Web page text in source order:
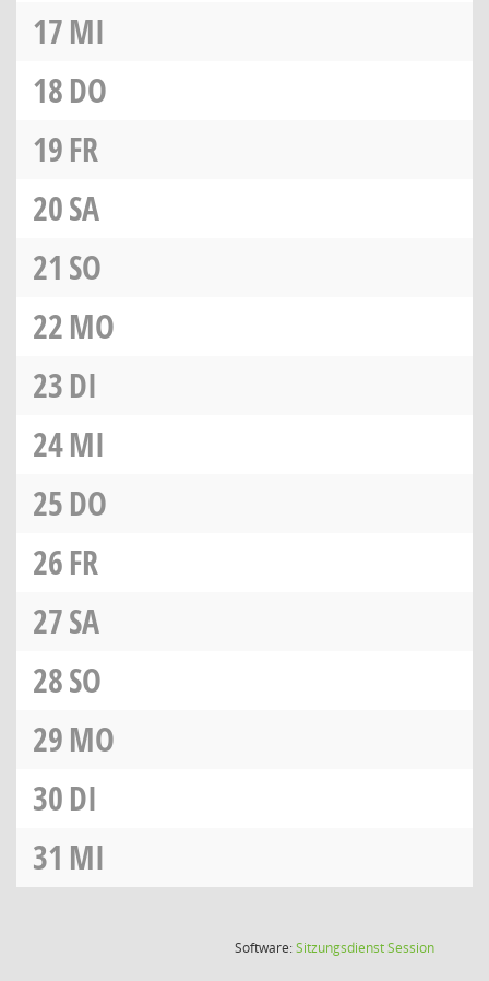
17MI
18DO
19FR
20SA
21 SO
22MO
23DI
24MI
25DO
26FR
27SA
28SO
29MO
30DI
31 MI
Software:SitzungsdienstSession(Wird in